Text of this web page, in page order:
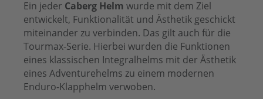
Ein jeder Caberg Helm wurde mit dem Ziel
entwickelt, Funktionalität und Ästhetik geschickt
miteinander zu verbinden. Das gilt auch für die
Tourmax-Serie. Hierbei wurden die Funktionen
eines klassischen Integralhelms mit der Ästhetik
eines Adventurehelms zu einem modernen
Enduro-Klapphelm verwoben.